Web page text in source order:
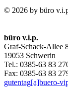
© 2026 by büro
büro v.i.p.
Graf-Schack-Allee
19053 Schwerin
Tel.: 0385-63 83
Fax: 0385-63 83
gutentag[a]buero-